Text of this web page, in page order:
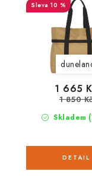
10 %
Skladem
1 665
1 850